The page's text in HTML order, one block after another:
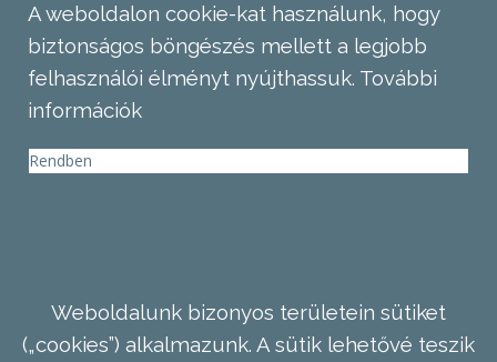
A weboldalon cookie-kat használunk, hogy
biztonságos böngészés mellett a legjobb
felhasználói élményt nyújthassuk. További
információk
Rendben
Weboldalunk bizonyos területein sütiket
(„cookies”) alkalmazunk. A sütik lehetővé teszik